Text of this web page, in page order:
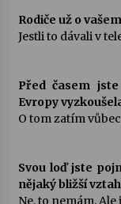
Rodiče už o
Jestli to dávali v
Před časem
Evropy
O tom zatím
Svou loď jste
nějaký bližší
Ne, to nemám. Ale